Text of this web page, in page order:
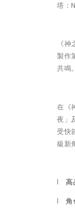
塔：
《
製作
共鳴。
在《
夜」
受快
級新
l 高
l 角